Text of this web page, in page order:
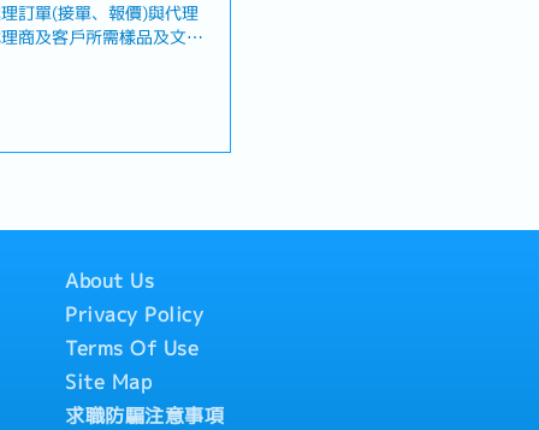
訂單(接單、報價)與代理
商及客戶所需樣品及文
問題需求。・保持與客
，電話及e-mail回覆並確
員控管出貨，並處理出貨
產及協調出貨進度，並隨
銷售業務相關作業。・其
) *視公司業績目標達成
整體業績達成情況，有所
教育訓練與外部專業機構
現，具調薪機會
About Us
Privacy Policy
Terms Of Use
Site Map
求職防騙注意事項